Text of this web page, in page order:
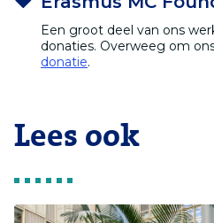
Een groot deel van ons
donaties. Overweeg om
donatie.
Lees ook